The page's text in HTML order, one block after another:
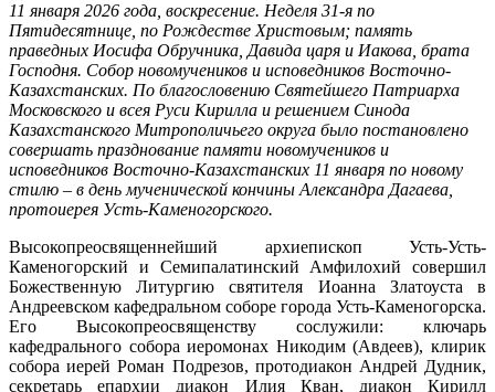
11 января 2026 года, воскресение. Неделя 31-я по
Пятидесятнице, по РождествеХристовым; память
праведных Иосифа Обручника, Давида царя и Иакова, брата
Господня. Собор новомучеников и исповедников Восточно-
Казахстанских. По благословению Святейшего Патриарха
Московского и всея Руси Кирилла и решением Синода
Казахстанского Митрополичьего округа было постановлено
совершать празднование памяти новомучеников и
исповедников Восточно-Казахстанских 11 января по новому
стилю – в день мученической кончины Александра Дагаева,
протоиерея Усть-Каменогорского.
Высокопреосвященнейший архиепископ Усть-Усть-
Каменогорский и Семипалатинский Амфилохий совершил
Божественную Литургию святителя Иоанна Златоуста в
Андреевском кафедральном соборе города Усть-Каменогорска.
Его Высокопреосвященству сослужили: ключарь
кафедрального собора иеромонах Никодим (Авдеев), клирик
собора иерей Роман Подрезов, протодиакон Андрей Дудник,
секретарь епархии диакон Илия Кван, диакон Кирилл